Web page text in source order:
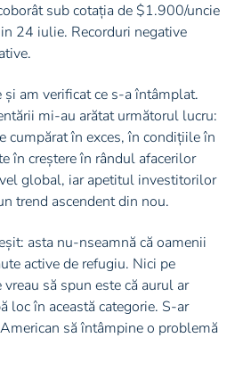
sub cotația de $1.900/uncie
24 iulie. Recorduri negative
am verificat ce s-a întâmplat.
mi-au arătat următorul lucru:
cumpărat în exces, în condițiile în
în creștere în rândul afacerilor
global, iar apetitul investitorilor
trend ascendent din nou.
asta nu-nseamnă că oamenii
active de refugiu. Nici pe
vreau să spun este că aurul ar
loc în această categorie. S-ar
să întâmpine o problemă